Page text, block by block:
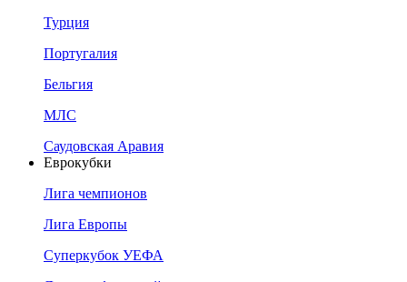
Турция
Португалия
Бельгия
МЛС
Саудовская Аравия
Еврокубки
Лига чемпионов
Лига Европы
Суперкубок УЕФА